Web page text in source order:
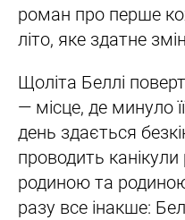
роман про перше
літо, яке здатне
Щоліта Беллі
— місце, де минуло
день здається
проводить
родиною та
разу все інакше: